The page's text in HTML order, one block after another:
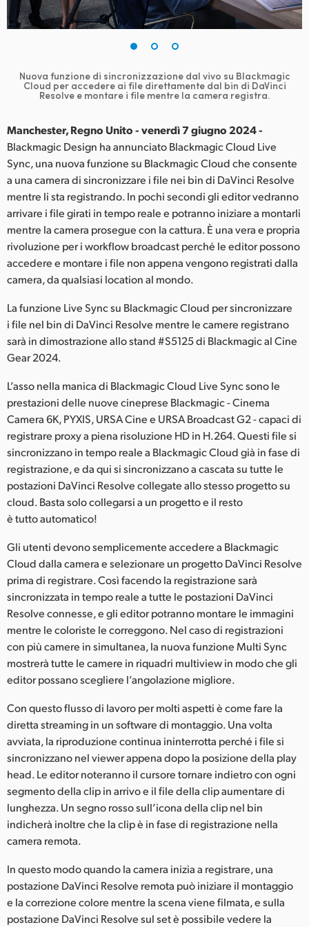
Finland
Germany
Hong Kong SAR, China
India
Italia
Japan
Korea
Mexico
Malaysia
Netherlands
New Zealand
Poland
Portugal
Singapore
South Africa
Spain
Sweden
Chinese Taipei
UAE
Ukraine
United States
Nuova funzione di sincronizzazione dal vivo su Blackmagic
Cloud per accedere ai file direttamente dal bin di DaVinci
Resolve e montare i file mentre la camera registra.
Manchester, Regno Unito - venerdì 7 giugno 2024 -
Blackmagic Design ha annunciato Blackmagic Cloud Live
Sync, una nuova funzione su Blackmagic Cloud che consente
a una camera di sincronizzare i file nei bin di DaVinci Resolve
mentre li sta registrando. In pochi secondi gli editor vedranno
arrivare i file girati in tempo reale e potranno iniziare a montarli
mentre la camera prosegue con la cattura. È una vera e propria
rivoluzione per i workflow broadcast perché le editor possono
accedere e montare i file non appena vengono registrati dalla
camera, da qualsiasi location al mondo.
La funzione Live Sync su Blackmagic Cloud per sincronizzare
i file nel bin di DaVinci Resolve mentre le camere registrano
sarà in dimostrazione allo stand #S5125 di Blackmagic al Cine
Gear 2024.
L’asso nella manica di Blackmagic Cloud Live Sync sono le
prestazioni delle nuove cineprese Blackmagic - Cinema
Camera 6K, PYXIS, URSA Cine e URSA Broadcast G2 - capaci di
registrare proxy a piena risoluzione HD in H.264. Questi file si
sincronizzano in tempo reale a Blackmagic Cloud già in fase di
registrazione, e da qui si sincronizzano a cascata su tutte le
postazioni DaVinci Resolve collegate allo stesso progetto su
cloud. Basta solo collegarsi a un progetto e il resto
è tutto automatico!
Gli utenti devono semplicemente accedere a Blackmagic
Cloud dalla camera e selezionare un progetto DaVinci Resolve
prima di registrare. Così facendo la registrazione sarà
sincronizzata in tempo reale a tutte le postazioni DaVinci
Resolve connesse, e gli editor potranno montare le immagini
mentre le coloriste le correggono. Nel caso di registrazioni
con più camere in simultanea, la nuova funzione Multi Sync
mostrerà tutte le camere in riquadri multiview in modo che gli
editor possano scegliere l’angolazione migliore.
Con questo flusso di lavoro per molti aspetti è come fare la
diretta streaming in un software di montaggio. Una volta
avviata, la riproduzione continua ininterrotta perché i file si
sincronizzano nel viewer appena dopo la posizione della play
head. Le editor noteranno il cursore tornare indietro con ogni
segmento della clip in arrivo e il file della clip aumentare di
lunghezza. Un segno rosso sull’icona della clip nel bin
indicherà inoltre che la clip è in fase di registrazione nella
camera remota.
In questo modo quando la camera inizia a registrare, una
postazione DaVinci Resolve remota può iniziare il montaggio
e la correzione colore mentre la scena viene filmata, e sulla
postazione DaVinci Resolve sul set è possibile vedere la